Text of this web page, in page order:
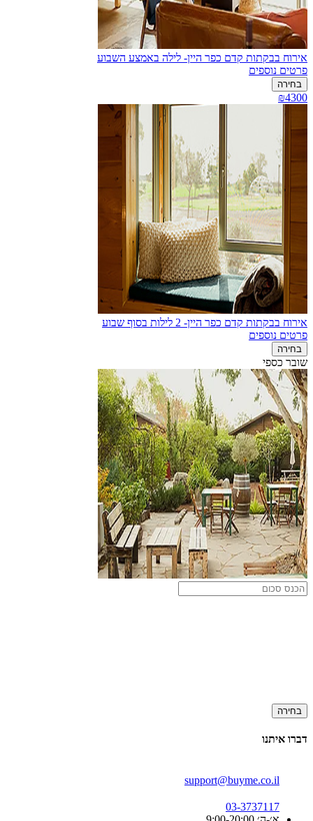
אירוח בבקתות קדם כפר היין- לילה באמצע השבוע
פרטים נוספים
בחירה
₪4300
אירוח בבקתות קדם כפר היין- 2 לילות בסוף שבוע
פרטים נוספים
בחירה
שובר כספי
בחירה
דברו איתנו
support@buyme.co.il
03-3737117